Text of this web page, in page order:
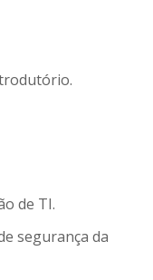
de TI.
segurança da